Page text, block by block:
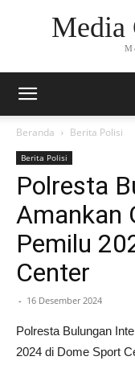
Media
Beranda Berita Polisi
Berita Polisi
Polresta
Amankan
Pemilu
Center
- 16 Desember 2024
Polresta Bulungan
2024 di Dome Sport